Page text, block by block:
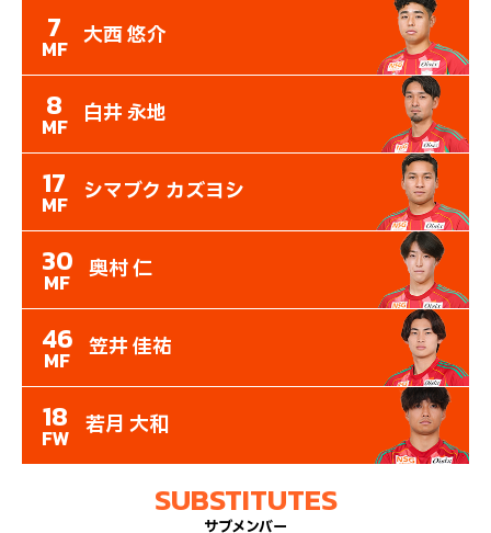
7
MF 大西 悠介
8
MF 白井 永地
17
MF シマブク カズヨシ
30
MF 奥村 仁
46
MF 笠井 佳祐
18
FW 若月 大和
SUBSTITUTES
サブメンバー